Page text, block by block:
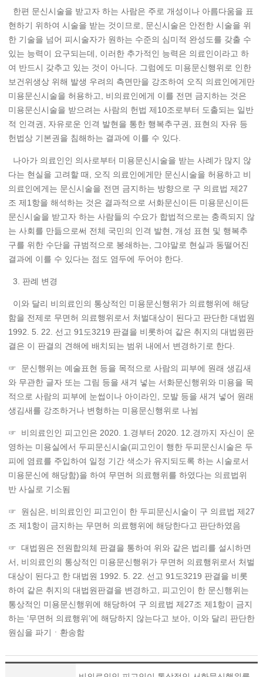
한편 문신시술을 받고자 하는 사람은 주로 개성이나 아름다움을 표
현하기 위하여 시술을 받는 것이므로, 문신시술은 안전한 시술을 위
한 기술을 넘어 피시술자가 원하는 수준의 심미적 완성도를 갖출 수
있는 능력이 요구되는데, 이러한 추가적인 능력은 의료인이라고 하
여 반드시 갖추고 있는 것이 아니다. 그럼에도 미용문신행위로 인한
보건위생상 위해 발생 우려의 측면만을 강조하여 오직 의료인에게만
미용문신시술을 허용하고, 비의료인에게 이를 전면 금지하는 것은
미용문신시술을 받으려는 사람의 헌법 제10조로부터 도출되는 일반
적 인격권, 자유로운 인격 발현을 통한 행복추구권, 표현의 자유 등
헌법상 기본권을 침해하는 결과에 이를 수 있다.
나아가 의료인인 의사로부터 미용문신시술을 받는 사례가 많지 않
다는 현실을 고려할 때, 오직 의료인에게만 문신시술을 허용하고 비
의료인에게는 문신시술을 전면 금지하는 방향으로 구 의료법 제27
조 제1항을 해석하는 것은 결과적으로 서화문신이든 미용문신이든
문신시술을 받고자 하는 사람들의 수요가 합법적으로는 충족되지 않
는 사회를 만듦으로써 전체 국민의 인격 발현, 개성 표현 및 행복추
구를 위한 수단을 규범적으로 봉쇄하는, 그야말로 현실과 동떨어진
결과에 이를 수 있다는 점도 염두에 두어야 한다.
3. 판례 변경
이와 달리 비의료인의 통상적인 미용문신행위가 의료행위에 해당
함을 전제로 무면허 의료행위로서 처벌대상이 된다고 판단한 대법원
1992. 5. 22. 선고 91도3219 판결을 비롯하여 같은 취지의 대법원판
결은 이 판결의 견해에 배치되는 범위 내에서 변경하기로 한다.
☞ 문신행위는 예술표현 등을 목적으로 사람의 피부에 원래 생김새
와 무관한 글자 또는 그림 등을 새겨 넣는 서화문신행위와 미용을 목
적으로 사람의 피부에 눈썹이나 아이라인, 모발 등을 새겨 넣어 원래
생김새를 강조하거나 변형하는 미용문신행위로 나뉨
☞ 비의료인인 피고인은 2020. 1.경부터 2020. 12.경까지 자신이 운
영하는 미용실에서 두피문신시술(피고인이 행한 두피문신시술은 두
피에 염료를 주입하여 일정 기간 색소가 유지되도록 하는 시술로서
미용문신에 해당함)을 하여 무면허 의료행위를 하였다는 의료법위
반 사실로 기소됨
☞ 원심은, 비의료인인 피고인이 한 두피문신시술이 구 의료법 제27
조 제1항이 금지하는 무면허 의료행위에 해당한다고 판단하였음
☞ 대법원은 전원합의체 판결을 통하여 위와 같은 법리를 설시하면
서, 비의료인의 통상적인 미용문신행위가 무면허 의료행위로서 처벌
대상이 된다고 한 대법원 1992. 5. 22. 선고 91도3219 판결을 비롯
하여 같은 취지의 대법원판결을 변경하고, 피고인이 한 문신행위는
통상적인 미용문신행위에 해당하여 구 의료법 제27조 제1항이 금지
하는 ‘무면허 의료행위’에 해당하지 않는다고 보아, 이와 달리 판단한
원심을 파기ㆍ환송함